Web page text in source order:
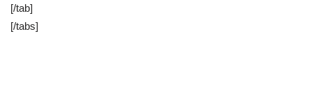
[/tab]
[/tabs]